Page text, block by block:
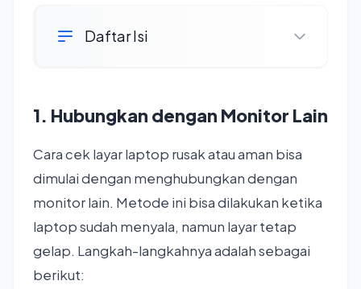
Daftar Isi
1. Hubungkan dengan Monitor Lain
Cara cek layar laptop rusak atau aman bisa
dimulai dengan menghubungkan dengan
monitor lain. Metode ini bisa dilakukan ketika
laptop sudah menyala, namun layar tetap
gelap. Langkah-langkahnya adalah sebagai
berikut: